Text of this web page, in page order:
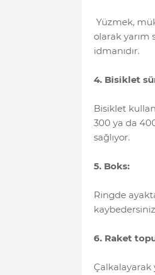
Yüzmek,
olarak yarım
idmanıdır.
4. Bisiklet
Bisiklet
300 ya da
sağlıyor.
5. Boks:
Ringde
6. Raket
Çalkalayarak